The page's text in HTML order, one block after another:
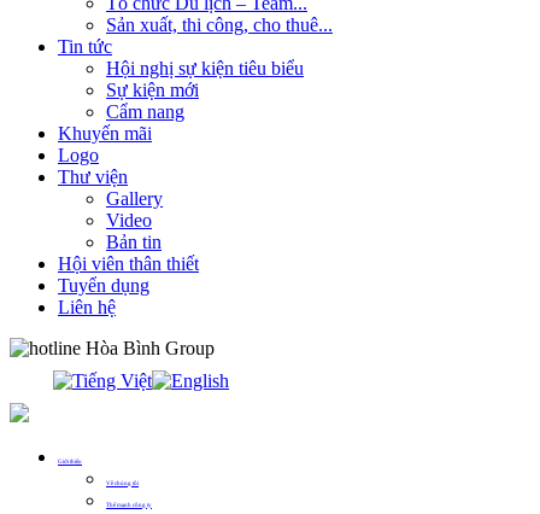
Sản xuất, thi công, cho thuê...
Tin tức
Hội nghị sự kiện tiêu biểu
Sự kiện mới
Cẩm nang
Khuyến mãi
Logo
Thư viện
Gallery
Video
Bản tin
Hội viên thân thiết
Tuyển dụng
Liên hệ
Giới thiệu
Về chúng tôi
Thế mạnh công ty